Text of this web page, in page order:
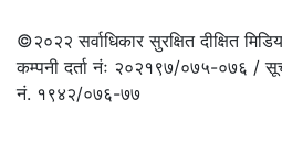
©२०२२सर्वाधिकार सुरक्षित दीक्षित
कम्पनी दर्ता नंः २०२१९७/०७५-०७६ /
नं. १९४२/०७६-७७